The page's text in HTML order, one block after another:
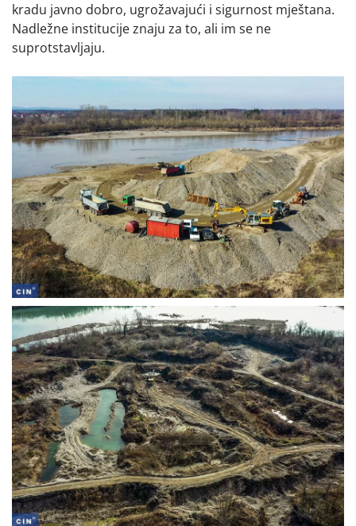
kradu javno dobro, ugrožavajući i sigurnost mještana.
Nadležne institucije znaju za to, ali im se ne
suprotstavljaju.